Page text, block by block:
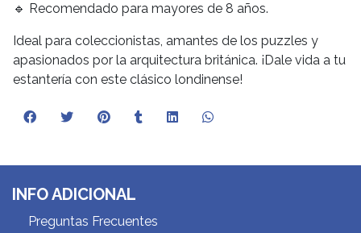
🔹 Recomendado para mayores de 8 años.
Ideal para coleccionistas, amantes de los puzzles y
apasionados por la arquitectura británica. ¡Dale vida a tu
estantería con este clásico londinense!
INFO ADICIONAL
Preguntas Frecuentes